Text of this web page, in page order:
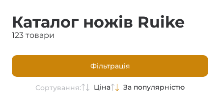
Каталог ножів Ruike
123 товари
Фільтрація
Сортування: Ціна
За популярністю